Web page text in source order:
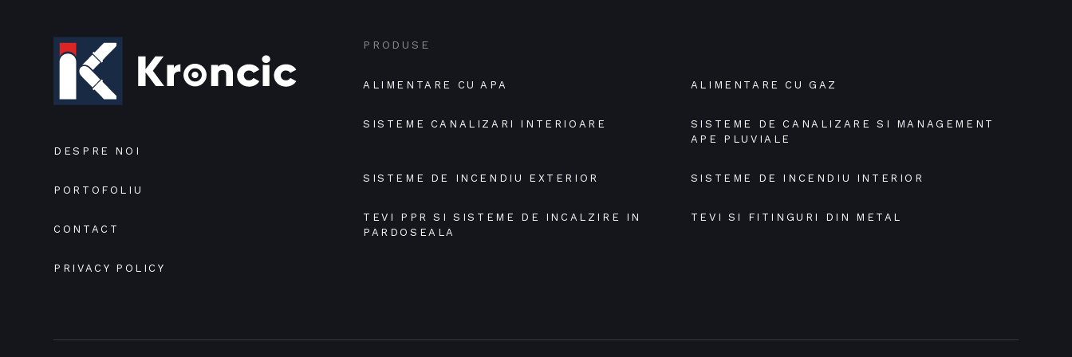
DESPRE NOI
PORTOFOLIU
CONTACT
PRIVACY POLICY
PRODUSE
ALIMENTARE CU APA ALIMENTARE CU GAZ
SISTEME CANALIZARI INTERIOARE
SISTEME DE CANALIZARE SI MANAGEMENT
APE PLUVIALE
SISTEME DE INCENDIU EXTERIOR SISTEME DE INCENDIU INTERIOR
TEVI PPR SI SISTEME DE INCALZIRE IN
PARDOSEALA
TEVI SI FITINGURI DIN METAL